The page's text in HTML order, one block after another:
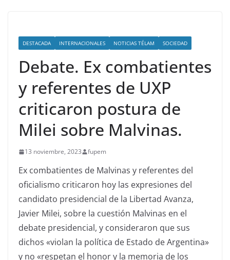
DESTACADA INTERNACIONALES NOTICIAS TÉLAM SOCIEDAD
Debate. Ex combatientes
y referentes de UXP
criticaron postura de
Milei sobre Malvinas.
13 noviembre, 2023 fupem
Ex combatientes de Malvinas y referentes del
oficialismo criticaron hoy las expresiones del
candidato presidencial de la Libertad Avanza,
Javier Milei, sobre la cuestión Malvinas en el
debate presidencial, y consideraron que sus
dichos «violan la política de Estado de Argentina»
y no «respetan el honor y la memoria de los